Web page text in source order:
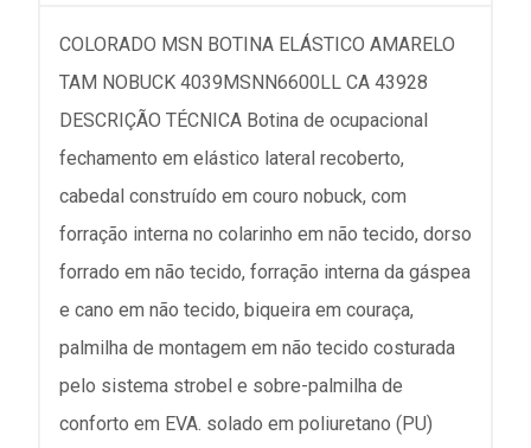
COLORADO MSN BOTINA ELÁSTICO AMARELO
TAM NOBUCK 4039MSNN6600LL CA 43928
DESCRIÇÃO TÉCNICA Botina de ocupacional
fechamento em elástico lateral recoberto,
cabedal construído em couro nobuck, com
forração interna no colarinho em não tecido, dorso
forrado em não tecido, forração interna da gáspea
e cano em não tecido, biqueira em couraça,
palmilha de montagem em não tecido costurada
pelo sistema strobel e sobre-palmilha de
conforto em EVA. solado em poliuretano (PU)